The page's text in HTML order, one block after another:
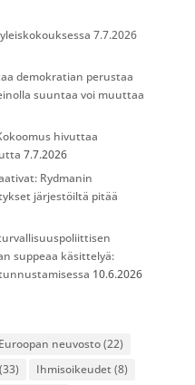
7.7.2026
demokratian perustaa
suuntaa voi muuttaa
hivuttaa
7.7.2026
Rydmanin
järjestöiltä pitää
suppeaa käsittelyä:
10.6.2026
Euroopan neuvosto(22)
Ihmisoikeudet (8)